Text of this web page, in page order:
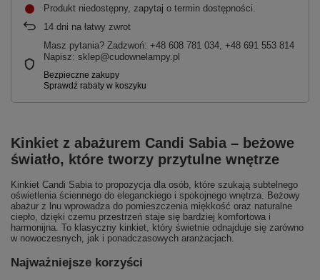
Produkt niedostępny, zapytaj o termin dostępności
14 dni na łatwy zwrot
Masz pytania? Zadzwoń: +48 608 781 034, +48 691 553 814
Napisz: sklep@cudownelampy.pl
Kinkiet z abażurem Candi Sabia – beżowe
światło, które tworzy przytulne wnętrze
Kinkiet Candi Sabia to propozycja dla osób, które szukają subtelnego
oświetlenia ściennego do eleganckiego i spokojnego wnętrza. Beżowy
abażur z lnu wprowadza do pomieszczenia miękkość oraz naturalne
ciepło, dzięki czemu przestrzeń staje się bardziej komfortowa i
harmonijna. To klasyczny kinkiet, który świetnie odnajduje się zarówno
w nowoczesnych, jak i ponadczasowych aranżacjach.
Najważniejsze korzyści